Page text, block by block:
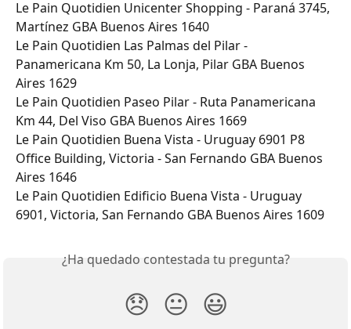
Le Pain Quotidien Unicenter Shopping - Paraná 3745,
Martínez GBA Buenos Aires 1640
Le Pain Quotidien Las Palmas del Pilar -
Panamericana Km 50, La Lonja, Pilar GBA Buenos
Aires 1629
Le Pain Quotidien Paseo Pilar - Ruta Panamericana
Km 44, Del Viso GBA Buenos Aires 1669
Le Pain Quotidien Buena Vista - Uruguay 6901 P8
Office Building, Victoria - San Fernando GBA Buenos
Aires 1646
Le Pain Quotidien Edificio Buena Vista - Uruguay
6901, Victoria, San Fernando GBA Buenos Aires 1609
¿Ha quedado contestada tu pregunta?
😞 😐 😃